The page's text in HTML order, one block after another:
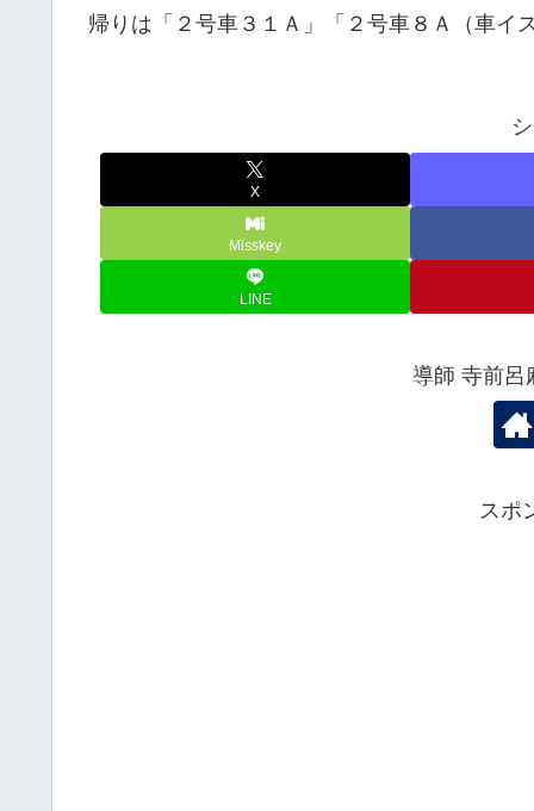
帰りは「２号車３１Ａ」「２号車８Ａ（車イ
X
Misskey
LINE
導師 寺前呂
スポ